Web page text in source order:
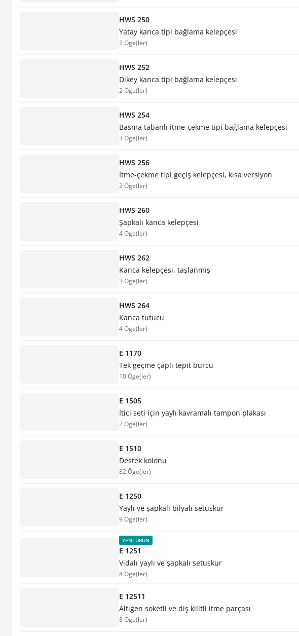
HWS 250
Yatay kanca tipi bağlama kelepçesi
2 Öge(ler)
HWS 252
Dikey kanca tipi bağlama kelepçesi
2 Öge(ler)
HWS 254
Basma tabanlı itme-çekme tipi bağlama kelepçesi
3 Öge(ler)
HWS 256
İtme-çekme tipi geçiş kelepçesi, kısa versiyon
2 Öge(ler)
HWS 260
Şapkalı kanca kelepçesi
4 Öge(ler)
HWS 262
Kanca kelepçesi, taşlanmış
3 Öge(ler)
HWS 264
Kanca tutucu
4 Öge(ler)
E 1170
Tek geçme çaplı tepit burcu
10 Öge(ler)
E 1505
İtici seti için yaylı kavramalı tampon plakası
2 Öge(ler)
E 1510
Destek kolonu
82 Öge(ler)
E 1250
Yaylı ve şapkalı bilyalı setuskur
9 Öge(ler)
YENI ÜRÜN
E 1251
Vidalı yaylı ve şapkalı setuskur
8 Öge(ler)
E 12511
Altıgen soketli ve diş kilitli itme parçası
8 Öge(ler)